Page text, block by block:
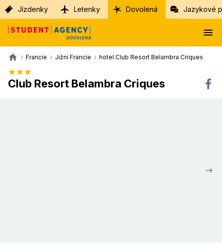
Jízdenky Letenky Dovolená Jazykové
Francie Jižní Francie hotel Club Resort Belambra Criques
Club Resort Belambra Criques